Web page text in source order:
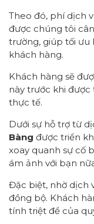
Theo đó, phí dịch
được chúng tôi
trường, giúp tối ưu
khách hàng.
Khách hàng sẽ
này trước khi
thực tế.
Dưới sự hỗ trợ từ
Bàng được triển
xoay quanh sự cố
ám ảnh với bạn
Đặc biệt, nhờ dịch
đồng bộ. Khách
tính triệt để của